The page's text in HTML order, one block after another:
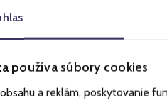
používa súbory cookies
a reklám, poskytovanie